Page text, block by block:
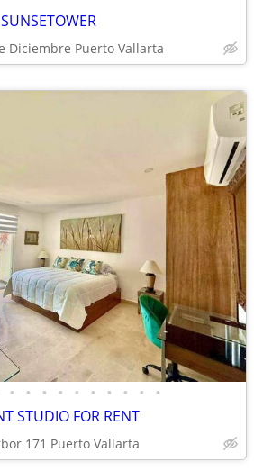
Diciembre Puerto Vallarta
• • • • • • • • • •
STUDIO FOR RENT
171 Puerto Vallarta